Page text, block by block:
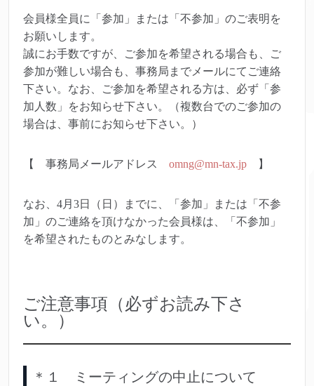
会員様全員に「参加」または「不参加」のご表明を
お願いします。
誠にお手数ですが、ご参加を希望される場合も、ご
参加が難しい場合も、事務局までメールにてご連絡
下さい。なお、ご参加を希望される方は、必ず「参
加人数」をお知らせ下さい。（複数台でのご参加の
場合は、事前にお知らせ下さい。）
【 事務局メールアドレス omng@mn-tax.jp 】
なお、4月3日（日）までに、「参加」または「不参
加」のご連絡を頂けなかった会員様は、「不参加」
を希望されたものとみなします。
ご注意事項（必ずお読み下さ
い。）
＊１ ミーティングの中止について